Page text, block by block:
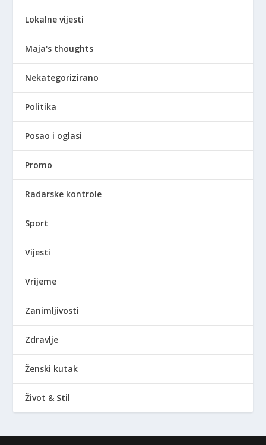
Lokalne vijesti
Maja's thoughts
Nekategorizirano
Politika
Posao i oglasi
Promo
Radarske kontrole
Sport
Vijesti
Vrijeme
Zanimljivosti
Zdravlje
Ženski kutak
Život & Stil